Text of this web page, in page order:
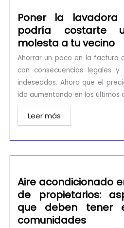
Poner la
podría costarte
molesta a tu vecino
Ahorrar un poco en la factura
con consecuencias legales
indeseados. Ahora que el
ido aumentando en los últimos
Leer más
Aire acondicionado
de propietarios:
que deben tener
comunidades